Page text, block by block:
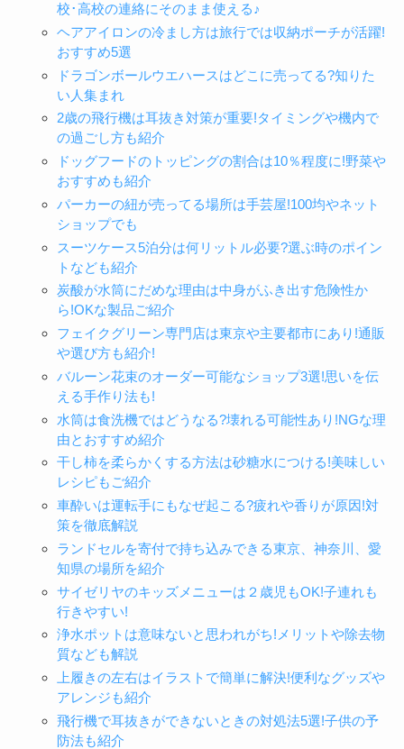
校･高校の連絡にそのまま使える♪
ヘアアイロンの冷まし方は旅行では収納ポーチが活躍!
おすすめ5選
ドラゴンボールウエハースはどこに売ってる?知りた
い人集まれ
2歳の飛行機は耳抜き対策が重要!タイミングや機内で
の過ごし方も紹介
ドッグフードのトッピングの割合は10％程度に!野菜や
おすすめも紹介
パーカーの紐が売ってる場所は手芸屋!100均やネット
ショップでも
スーツケース5泊分は何リットル必要?選ぶ時のポイン
トなども紹介
炭酸が水筒にだめな理由は中身がふき出す危険性か
ら!OKな製品ご紹介
フェイクグリーン専門店は東京や主要都市にあり!通販
や選び方も紹介!
バルーン花束のオーダー可能なショップ3選!思いを伝
える手作り法も!
水筒は食洗機ではどうなる?壊れる可能性あり!NGな理
由とおすすめ紹介
干し柿を柔らかくする方法は砂糖水につける!美味しい
レシピもご紹介
車酔いは運転手にもなぜ起こる?疲れや香りが原因!対
策を徹底解説
ランドセルを寄付で持ち込みできる東京、神奈川、愛
知県の場所を紹介
サイゼリヤのキッズメニューは２歳児もOK!子連れも
行きやすい!
浄水ポットは意味ないと思われがち!メリットや除去物
質なども解説
上履きの左右はイラストで簡単に解決!便利なグッズや
アレンジも紹介
飛行機で耳抜きができないときの対処法5選!子供の予
防法も紹介